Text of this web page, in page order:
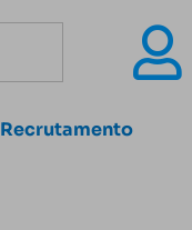
Recrutamento